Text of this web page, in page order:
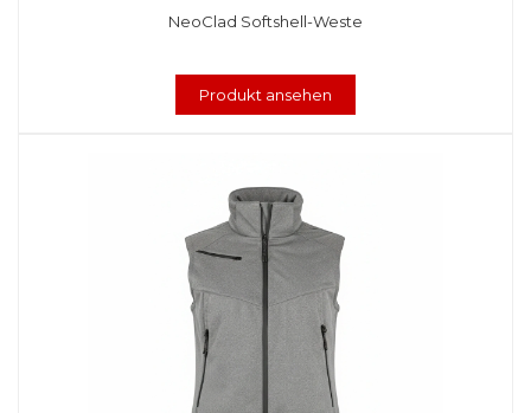
NeoClad Softshell-Weste
Produkt ansehen